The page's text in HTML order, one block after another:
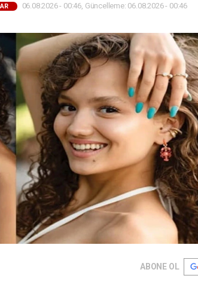
06.08.2026 - 00:46, Güncelleme: 06.08.2026 - 00:46
ABONE OL